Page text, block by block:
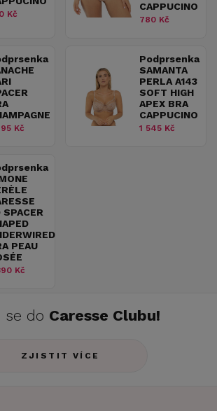
Kč
CAPPUCINO
780 Kč
Kč
Podprsenka
SAMANTA
PERLA A143
SOFT HIGH
APEX BRA
CAPPUCINO
1 545 Kč
SPACER
PEAU
Kč
se do Caresse Clubu!
ZJISTIT VÍCE